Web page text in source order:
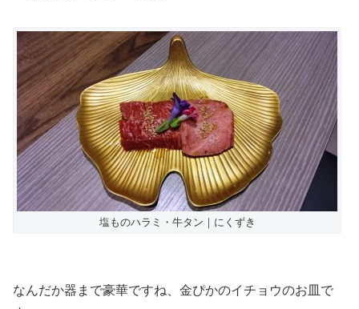
塩ものハラミ・牛タン｜にくずき
なんだか器まで豪華ですね、金ぴかのイチョウのお皿で